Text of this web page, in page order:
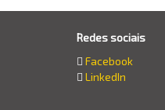
Redes sociais
Facebook
LinkedIn